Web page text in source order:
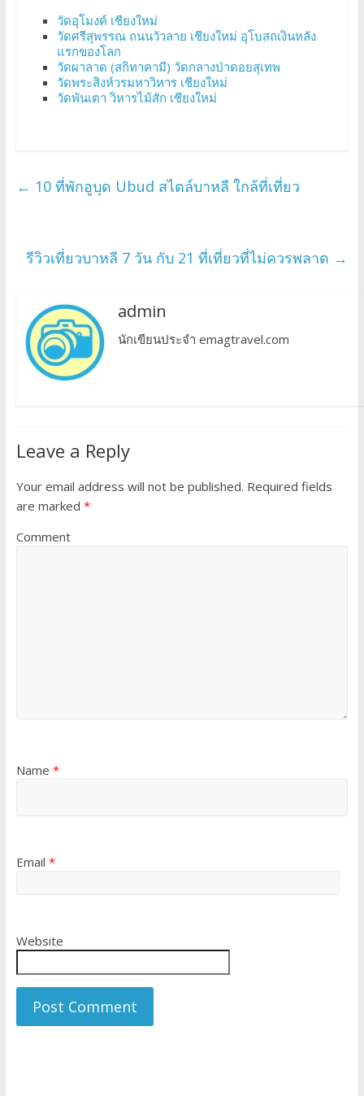
วัดอุโมงค์ เชียงใหม่
วัดศรีสุพรรณ ถนนวัวลาย เชียงใหม่ อุโบสถเงินหลัง
แรกของโลก
วัดผาลาด (สกิทาคามี) วัดกลางป่าดอยสุเทพ
วัดพระสิงห์วรมหาวิหาร เชียงใหม่
วัดพันเตา วิหารไม้สัก เชียงใหม่
← 10 ที่พักอูบุด Ubud สไตล์บาหลี ใกล้ที่เที่ยว
รีวิวเที่ยวบาหลี 7 วัน กับ 21 ที่เที่ยวที่ไม่ควรพลาด →
admin
นักเขียนประจำ emagtravel.com
Leave a Reply
Your email address will not be published. Required fields
are marked *
Comment
Name *
Email *
Website